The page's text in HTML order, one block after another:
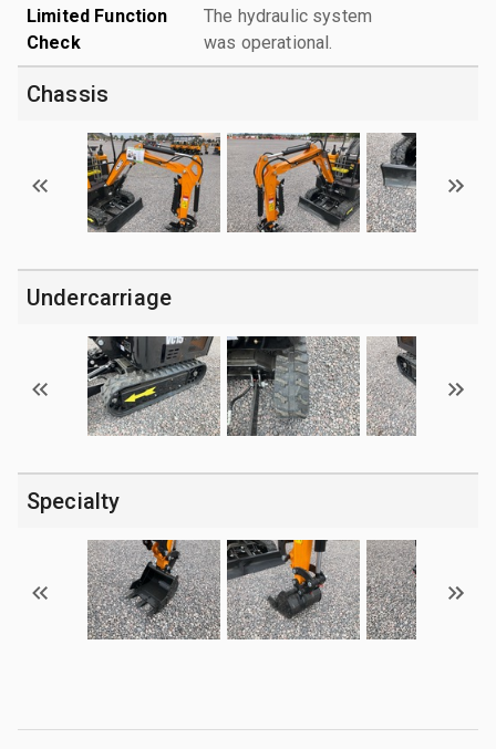
Limited Function
Check
The hydraulic system
was operational.
Chassis
Undercarriage
Specialty